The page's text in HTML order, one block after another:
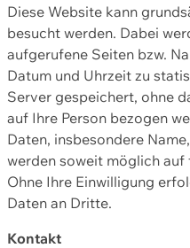
Diese Website kann
besucht werden. Dabei
aufgerufene Seiten bzw.
Datum und Uhrzeit zu
Server gespeichert, ohne
auf Ihre Person bezogen
Daten, insbesondere
werden soweit möglich
Ohne Ihre Einwilligung
Daten an Dritte.
Kontakt